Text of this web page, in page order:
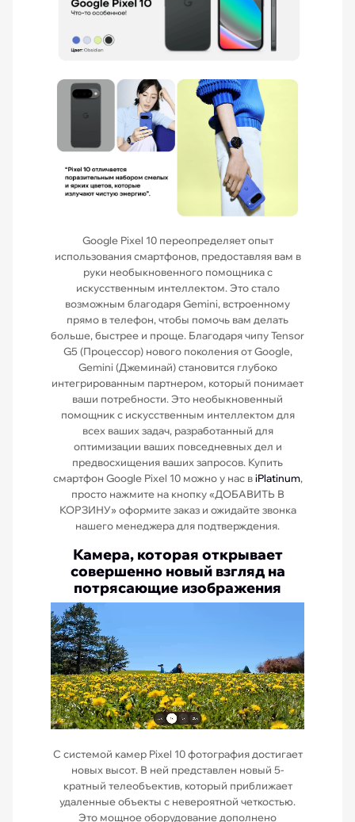
Google Pixel 10 переопределяет опыт
использования смартфонов, предоставляя вам в
руки необыкновенного помощника с
искусственным интеллектом. Это стало
возможным благодаря Gemini, встроенному
прямо в телефон, чтобы помочь вам делать
больше, быстрее и проще. Благодаря чипу Tensor
G5 (Процессор) нового поколения от Google,
Gemini (Джеминай) становится глубоко
интегрированным партнером, который понимает
ваши потребности. Это необыкновенный
помощник с искусственным интеллектом для
всех ваших задач, разработанный для
оптимизации ваших повседневных дел и
предвосхищения ваших запросов. Купить
смартфон Google Pixel 10 можно у нас вiPlatinum,
просто нажмите на кнопку «ДОБАВИТЬ В
КОРЗИНУ» оформите заказ и ожидайте звонка
нашего менеджера для подтверждения.
Камера, которая открывает
совершенно новый взгляд на
потрясающие изображения
С системой камер Pixel 10 фотография достигает
новых высот. В ней представлен новый 5-
кратный телеобъектив, который приближает
удаленные объекты с невероятной четкостью.
Это мощное оборудование дополнено